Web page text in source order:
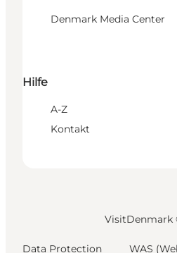
Denmark Media Center
Hilfe
A-Z
Kontakt
VisitDenmark
Data Protection WAS